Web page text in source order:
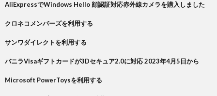
AliExpressでWindows Hello 顔認証対応赤外線カメラを購入しました
クロネコメンバーズを利用する
サンワダイレクトを利用する
バニラVisaギフトカードが3Dセキュア2.0に対応 2023年4月5日から
Microsoft PowerToysを利用する